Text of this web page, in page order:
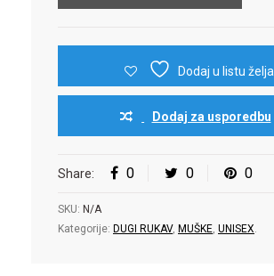
Dodaj u listu želja
Dodaj za usporedbu
Share: 0 0 0
SKU: N/A
Kategorije: DUGI RUKAV, MUŠKE UNISEX